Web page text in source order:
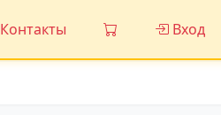
Контакты Вход